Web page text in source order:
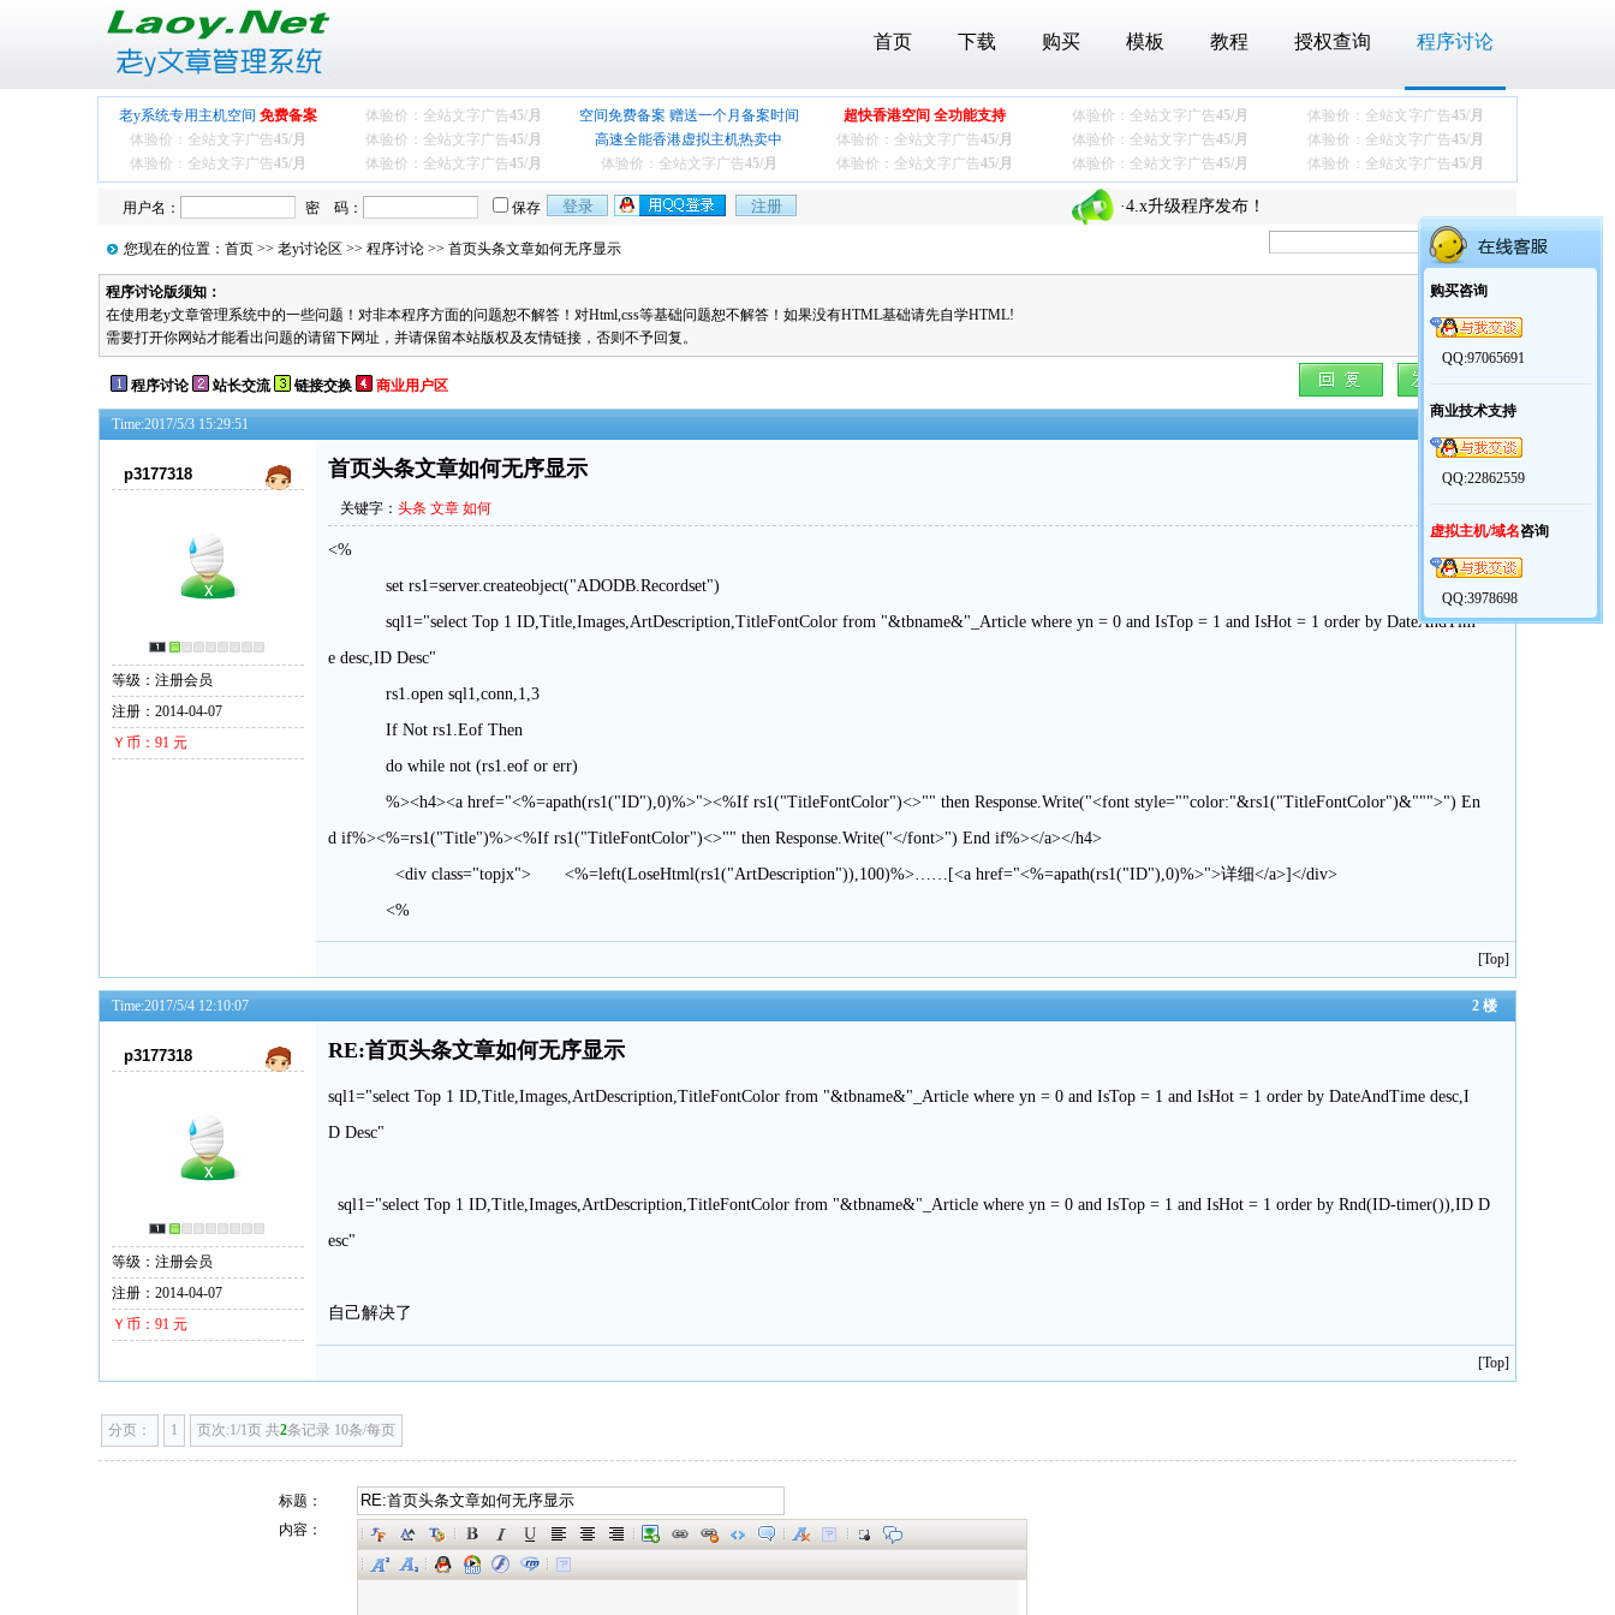
首页 下载 购买 模板 教程 授权查询 程序讨论
老y系统专用主机空间 免费备案 体验价：全站文字广告45/月 空间免费备案 赠送一个月备案时间 超快香港空间 全功能支持 体验价：全站文字广告45/月 体验价：全站文字广告45/月
体验价：全站文字广告45/月 体验价：全站文字广告45/月 高速全能香港虚拟主机热卖中 体验价：全站文字广告45/月 体验价：全站文字广告45/月 体验价：全站文字广告45/月
体验价：全站文字广告45/月 体验价：全站文字广告45/月 体验价：全站文字广告45/月 体验价：全站文字广告45/月 体验价：全站文字广告45/月 体验价：全站文字广告45/月
· 关于最近下载压缩包后360报木马的问题
· 商业模板【通用协会团体模板】发布
·4.x升级程序发布！
·关于最近下载压缩包后360报木马的问题
老y文章管理系统V4.x更新说明
用户名： 密 码： 保存
您现在的位置： 首页 >> 老y讨论区 >> 程序讨论 >> 首页头条文章如何无序显示
程序讨论版须知：
在使用老y文章管理系统中的一些问题！对非本程序方面的问题恕不解答！对Html,css等基础问题恕不解答！如果没有HTML基础请先自学HTML!
需要打开你网站才能看出问题的请留下网址，并请保留本站版权及友情链接，否则不予回复。
程序讨论 站长交流 链接交换 商业用户区
Time:2017/5/3 15:29:51
p3177318
等级：注册会员
注册：2014-04-07
Ｙ币：91 元
首页头条文章如何无序显示
关键字： 头条 文章 如何
<%
set rs1=server.createobject("ADODB.Recordset")
sql1="select Top 1 ID,Title,Images,ArtDescription,TitleFontColor from "&tbname&"_Article where yn = 0 and IsTop = 1 and IsHot = 1 order by DateAndTim
e desc,ID Desc"
rs1.open sql1,conn,1,3
If Not rs1.Eof Then
do while not (rs1.eof or err)
%><h4><a href="<%=apath(rs1("ID"),0)%>"><%If rs1("TitleFontColor")<>"" then Response.Write("<font style=""color:"&rs1("TitleFontColor")&""">") En
d if%><%=rs1("Title")%><%If rs1("TitleFontColor")<>"" then Response.Write("</font>") End if%></a></h4>
<div class="topjx"> <%=left(LoseHtml(rs1("ArtDescription")),100)%>……[<a href="<%=apath(rs1("ID"),0)%>">详细</a>]</div>
<%
[Top]
2 楼
Time:2017/5/4 12:10:07
p3177318
等级：注册会员
注册：2014-04-07
Ｙ币：91 元
RE:首页头条文章如何无序显示
sql1="select Top 1 ID,Title,Images,ArtDescription,TitleFontColor from "&tbname&"_Article where yn = 0 and IsTop = 1 and IsHot = 1 order by DateAndTime desc,I
D Desc"
sql1="select Top 1 ID,Title,Images,ArtDescription,TitleFontColor from "&tbname&"_Article where yn = 0 and IsTop = 1 and IsHot = 1 order by Rnd(ID-timer()),ID D
esc"
自己解决了
[Top]
分页： 1 页次:1/1页 共2条记录 10条/每页
标题：
内容：
购买咨询
QQ:97065691
商业技术支持
QQ:22862559
虚拟主机/域名咨询
QQ:3978698